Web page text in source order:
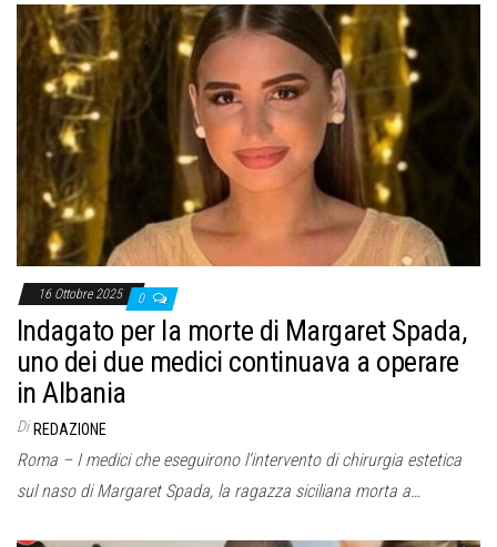
16 Ottobre 2025 0
Indagato per la morte di Margaret Spada,
uno dei due medici continuava a operare
in Albania
Di REDAZIONE
Roma – I medici che eseguirono l’intervento di chirurgia estetica
sul naso di Margaret Spada, la ragazza siciliana morta a…